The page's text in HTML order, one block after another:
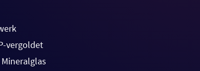
vergoldet